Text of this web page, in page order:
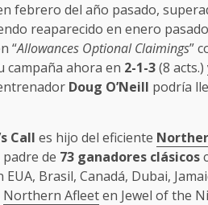
febrero del año pasado,
reaparecido en enero
“Allowances Optional Claimings”
campaña ahora en 2-1-3(8
Doug O’Neill podría
Call es hijo del eficiente
de 73 ganadores clásicos
Brasil, Canadá, Dubai,
Northern Afleeten Jewel of the